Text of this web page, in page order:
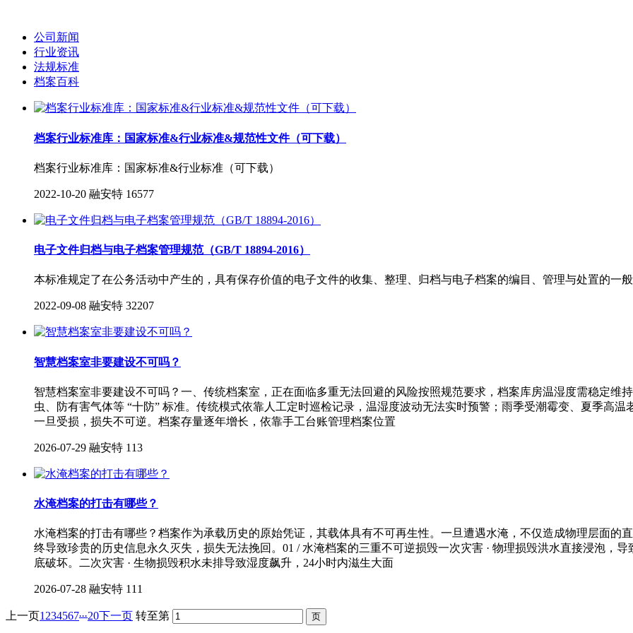
公司新闻
行业资讯
法规标准
档案百科
档案行业标准库：国家标准&行业标准&规范性文件（可下载）
档案行业标准库：国家标准&行业标准（可下载）
2022-10-20 融安特 16577
电子文件归档与电子档案管理规范（GB/T 18894-2016）
本标准规定了在公务活动中产生的，具有保存价值的电子文件的收集、整理、归档与电子档案的编目、管理与处置的一
2022-09-08 融安特 32207
智慧档案室非要建设不可吗？
智慧档案室非要建设不可吗？一、传统档案室，正在面临多重无法回避的风险按照规范要求，档案库房温湿度需稳定
虫、防有害气体等 “十防” 标准。传统模式依靠人工定时巡检记录，温湿度波动无法实时预警；雨季受潮霉变、夏季高
一旦受损，损失不可逆。档案存量逐年增长，依靠手工台账管理档案位置
2026-07-29 融安特 113
水淹档案的打击有哪些？
水淹档案的打击有哪些？档案作为承载历史的原始凭证，其载体具有不可再生性。一旦遭遇水淹，不仅造成物理层面的
终导致珍贵的历史信息永久灭失，损失无法挽回。01 / 水淹档案的三重不可逆损毁一次灾害 · 物理损毁洪水直接浸泡，
底破坏。二次灾害 · 生物损毁积水未排导致湿度飙升，24小时内滋生大面
2026-07-28 融安特 111
上一页1 234567...20下一页 转至第